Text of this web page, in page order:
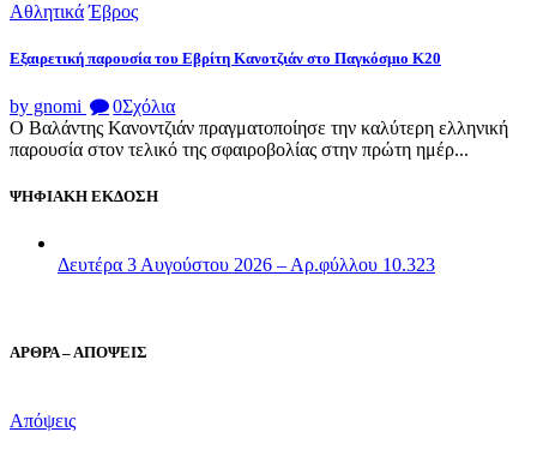
Αθλητικά Έβρος
Εξαιρετική παρουσία του Εβρίτη Κανοτζιάν στο Παγκόσμιο Κ20
by gnomi 0Σχόλια
Ο Βαλάντης Κανοντζιάν πραγματοποίησε την καλύτερη ελληνική
παρουσία στον τελικό της σφαιροβολίας στην πρώτη ημέρ...
ΨΗΦΙΑΚΗ ΕΚΔΟΣΗ
Δευτέρα 3 Αυγούστου 2026 – Αρ.φύλλου 10.323
ΑΡΘΡΑ – ΑΠΟΨΕΙΣ
Απόψεις